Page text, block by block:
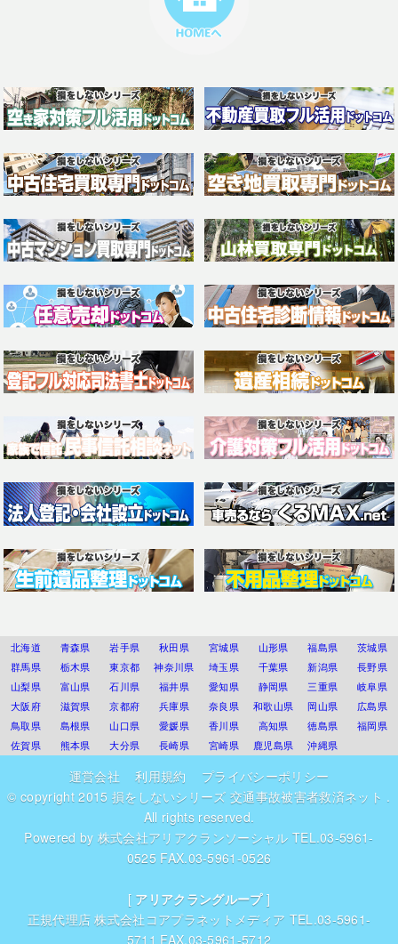
北海道 青森県 岩手県 秋田県 宮城県 山形県 福島県
茨城県
群馬県
栃木県 東京都 神奈川県 埼玉県 千葉県 新潟県
長野県
山梨県
富山県 石川県 福井県 愛知県 静岡県 三重県
岐阜県
大阪府
滋賀県 京都府 兵庫県 奈良県 和歌山県 岡山県
広島県
鳥取県
島根県 山口県 愛媛県 香川県 高知県 徳島県
福岡県
佐賀県
熊本県 大分県 長崎県 宮崎県 鹿児島県 沖縄県
運営会社 利用規約
プライバシーポリシー
© copyright 2015 損をしないシリーズ 交通事故被害者救済ネット .
All rights reserved.
Powered by 株式会社アリアクランソーシャル TEL.03-5961-
0525 FAX.03-5961-0526
[ アリアクラングループ]
正規代理店株式会社コアプラネットメディア TEL.03-5961-
5711 FAX.03-5961-5712